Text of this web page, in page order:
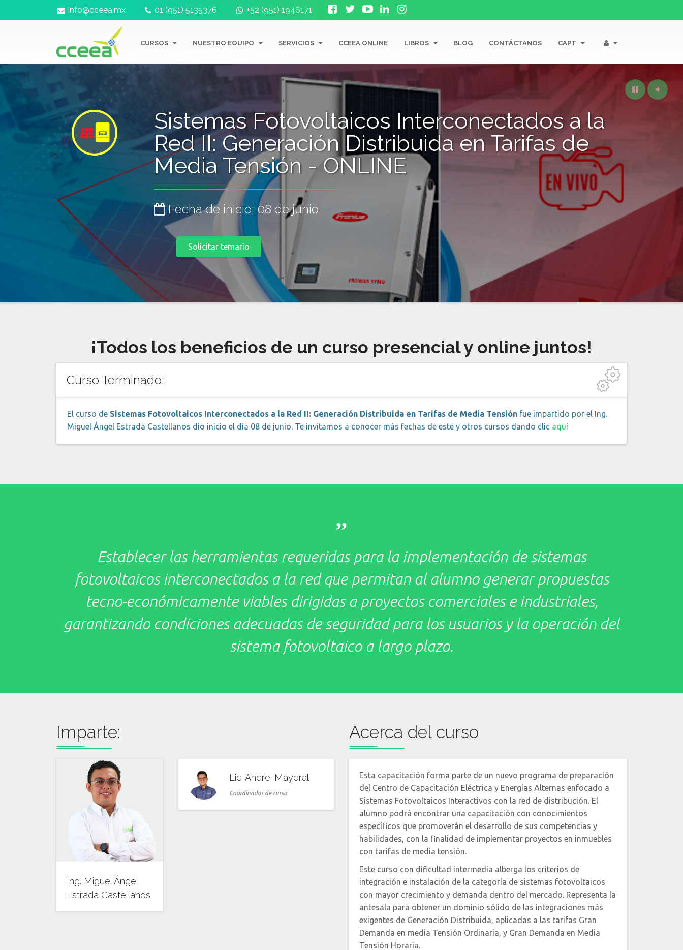
info@cceea.mx 01 (951) 5135376 +52 (951) 1946171
CURSOS NUESTRO EQUIPO SERVICIOS CCEEA ONLINE LIBROS BLOG CONTÁCTANOS CAPT
Sistemas Fotovoltaicos Interconectados a la
Red II: Generación Distribuida en Tarifas de
Media Tensión - ONLINE
Fecha de inicio: 08 de junio
Solicitar temario
¡Todos los beneficios de un curso presencial y online juntos!
Curso Terminado:
El curso de Sistemas Fotovoltaicos Interconectados a la Red II: Generación Distribuida en Tarifas de Media Tensión fue impartido por el Ing.
Miguel Ángel Estrada Castellanos dio inicio el día 08 de junio. Te invitamos a conocer más fechas de este y otros cursos dando clic aquí
,,
Establecer las herramientas requeridas para la implementación de sistemas
fotovoltaicos interconectados a la red que permitan al alumno generar propuestas
tecno-económicamente viables dirigidas a proyectos comerciales e industriales,
garantizando condiciones adecuadas de seguridad para los usuarios y la operación del
sistema fotovoltaico a largo plazo.
Imparte:
Ing. Miguel Ángel
Estrada Castellanos
Lic. Andrei Mayoral
Coordinador de curso
Acerca del curso
Esta capacitación forma parte de un nuevo programa de preparación
del Centro de Capacitación Eléctrica y Energías Alternas enfocado a
Sistemas Fotovoltaicos Interactivos con la red de distribución. El
alumno podrá encontrar una capacitación con conocimientos
específicos que promoverán el desarrollo de sus competencias y
habilidades, con la finalidad de implementar proyectos en inmuebles
con tarifas de media tensión.
Este curso con dificultad intermedia alberga los criterios de
integración e instalación de la categoría de sistemas fotovoltaicos
con mayor crecimiento y demanda dentro del mercado. Representa la
antesala para obtener un dominio sólido de las integraciones más
exigentes de Generación Distribuida, aplicadas a las tarifas Gran
Demanda en media Tensión Ordinaria, y Gran Demanda en Media
Tensión Horaria.